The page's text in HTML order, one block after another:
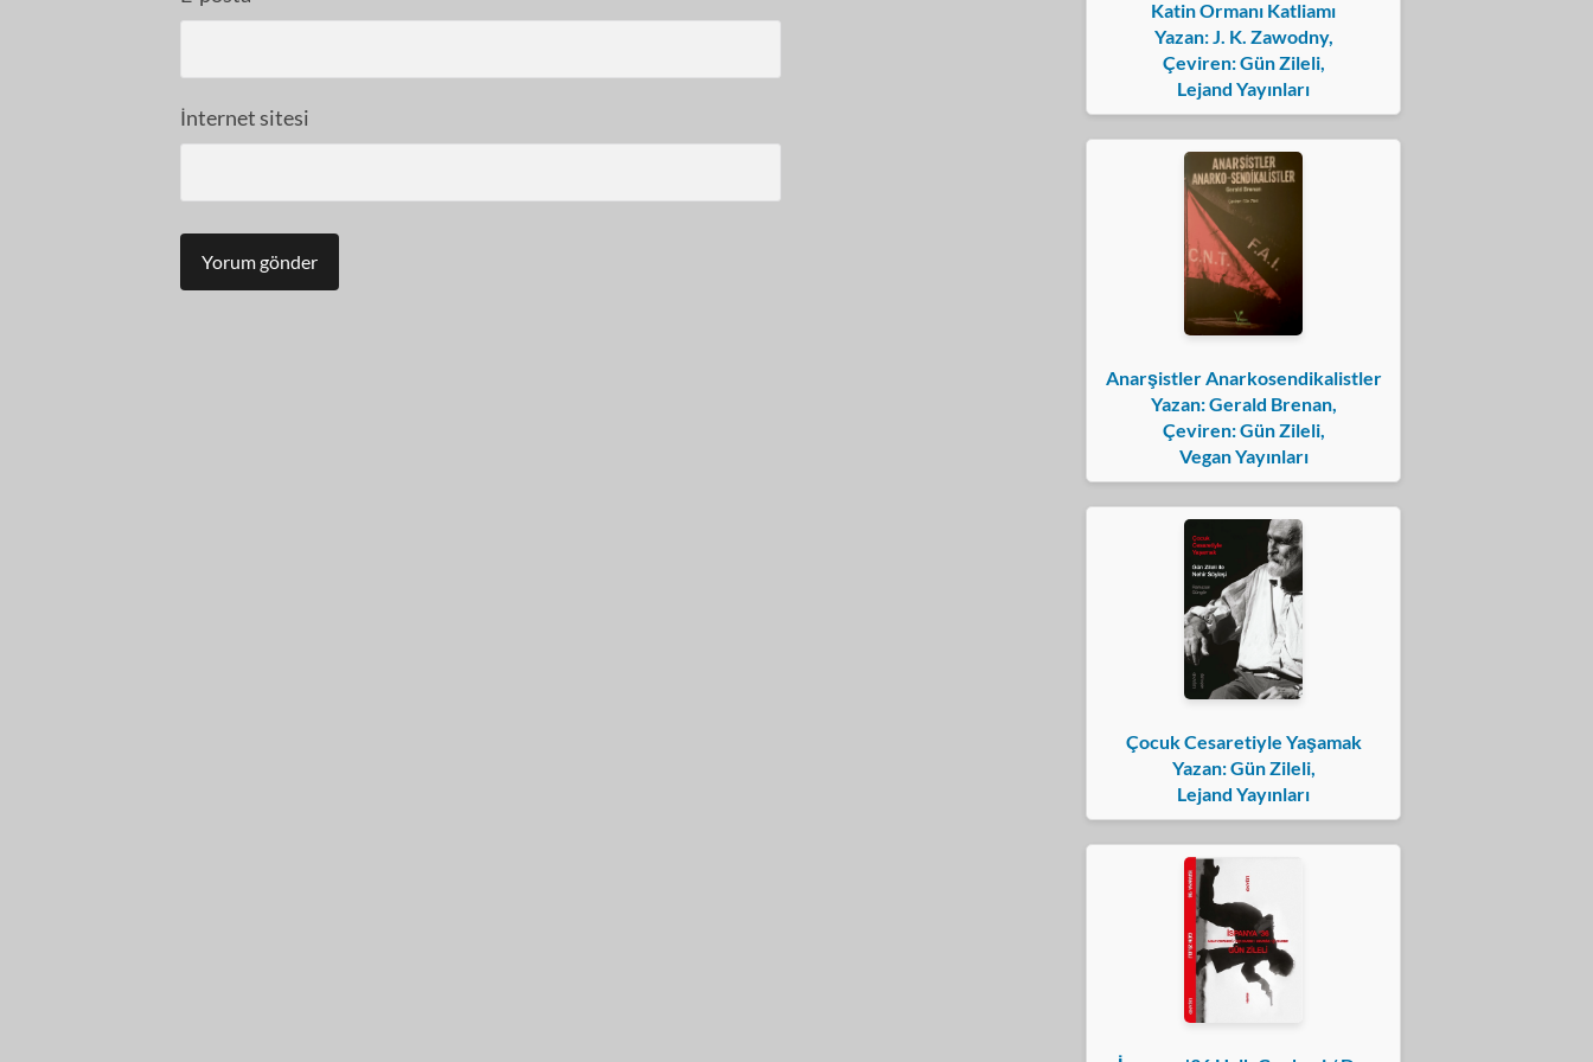
İnternet sitesi
Katin Ormanı Katliamı
Yazan: J. K. Zawodny,
Çeviren: Gün Zileli,
Lejand Yayınları
Anarşistler Anarkosendikalistler
Yazan: Gerald Brenan,
Çeviren: Gün Zileli,
Vegan Yayınları
Çocuk Cesaretiyle Yaşamak
Yazan: Gün Zileli,
Lejand Yayınları